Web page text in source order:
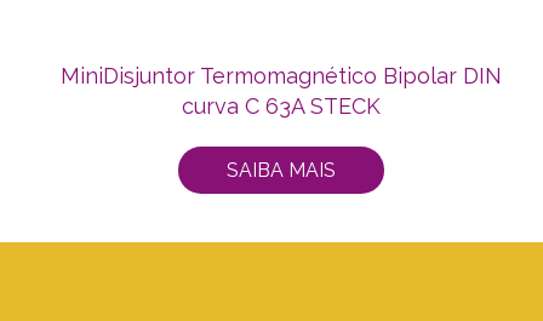
MiniDisjuntor Termomagnético Bipolar DIN
curva C 63A STECK
SAIBA MAIS